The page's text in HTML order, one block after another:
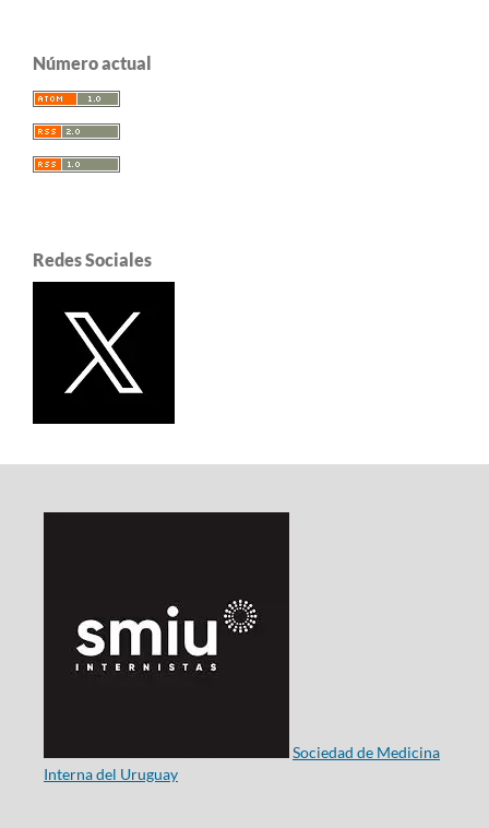
Número actual
Redes Sociales
Sociedad de Medicina
Interna del Uruguay